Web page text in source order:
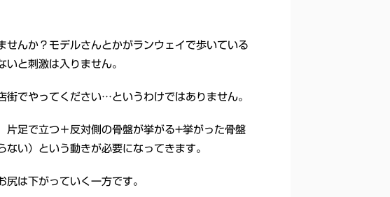
せんか？モデルさんとかがランウェイで歩いている
と刺激は入りません。
街でやってください…というわけではありません。
片足で立つ＋反対側の骨盤が挙がる+挙がった骨盤
い）という動きが必要になってきます。
は下がっていく一方です。